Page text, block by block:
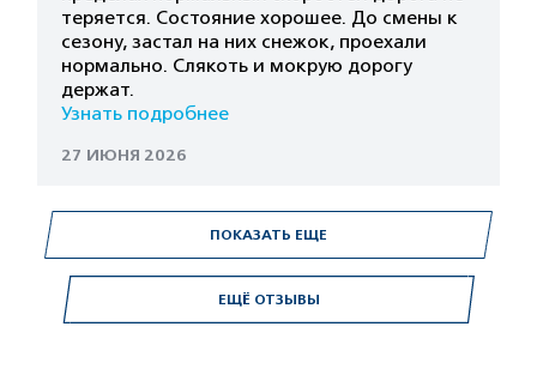
ЕЩЁ ОТЗЫВЫ
теряется. Состояние хорошее. До смены к
сезону, застал на них снежок, проехали
нормально. Слякоть и мокрую дорогу
держат.
Узнать подробнее
27 ИЮНЯ 2026
ПОКАЗАТЬ ЕЩЕ